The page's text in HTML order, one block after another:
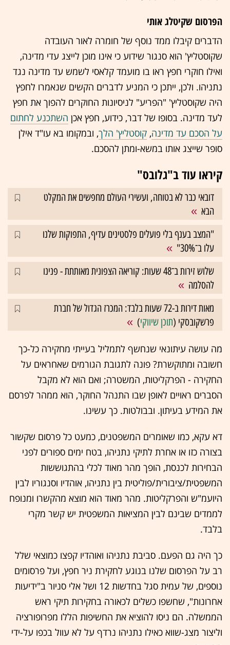
הפרסום שקיטלג אותי
הדברים קיבלו ממד נוסף של חומרה לאור העובדה
שקוסטליץ' הוא סנגור שידוע כי אינו מוכן לייצג עדי מדינה,
ואילו חוקרי חפץ ראו בו מועמד קלאסי לשמש עד מדינה נגד
נתניהו. ולכן, ייתכן כי המניע לדברים הקשים שנאמרו לחפץ
היה שקוסטליץ' "הפריע" לניסיונות החוקרים להפוך את חפץ
לעד מדינה. בסופו של דבר, כידוע, חפץ אכן השתכנע לחתום
על הסכם עד מדינה, קוסטליץ' הלך, ובמקומו בא עו"ד אילן
סופר שייצג אותו במשא-ומתן להסכם.
קיראו עוד ב"גלובס"
דובאי כבר לא בטוחה, ועשירי העולם מחפשים את המקלט
הבא
"המצב בענף בלי פועלים פלסטינים עדיף, התפוקות שלנו
עלו ב־30%"
שלוש זירות ב־48 שעות: קוריאה הצפונית מאותתת - פנינו
להסלמה
מאות דירות ב-72 שעות בלבד: המכרז הגדול של חברת
פרשקובסקי (תוכן שיווקי)
מה עושה עיתונאי שנחשף לתמליל בעייתי מחקירה כל-כך
חשובה ומתוקשרת? פונה לתגובת הגורמים שאחראים על
החקירה - הפרקליטות, המשטרה; ואם הוא לא מקבל
הסברים ראויים לאופן שבו התנהל החוקר, הוא ממהר לפרסם
את המידע בעיתון. ובבולטות. כך עשינו.
דא עקא, כמו שאומרים המשפטנים, כמעט כל פרסום שקשור
בצורה כזו או אחרת לתיקי נתניהו, בטח ימים ספורים לפני
הבחירות לכנסת, הופך מהר מאוד לכלי בהתגוששות
המשפטית/ציבורית/פוליטית בין נתניהו, אוהדיו וסנגוריו לבין
היועמ"ש והפרקליטות. מהר מאוד הוא מוצא מהקשרו ומנופח
לממדים שבינם לבין המציאות המשפטית יש קשר מקרי
בלבד.
כך היה גם הפעם. סביבת נתניהו ואוהדיו קפצו כמוצאי שלל
רב על הפרסום שלנו בנוגע לחקירת ניר חפץ, ועל פרסומים
נוספים, של עמית סגל בחדשות 12 ושל אלי סניור ב"ידיעות
אחרונות", שחשפו כשלים לכאורה בחקירות תיקי ראש
הממשלה. הם ניסו להוציא את החשיפות הללו מפרופורציה
וליצור מצג-שווא כאילו נתניהו נרדף על לא עוול בכפו על-ידי